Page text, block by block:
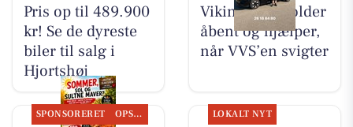
Pris op til 489.900
kr! Se de dyreste
biler til salg i
Hjortshøj
Viking VVS holder
åbent og hjælper,
når VVS’en svigter
SPONSORERET OPSLAGSTAVLEN LOKALT NYT